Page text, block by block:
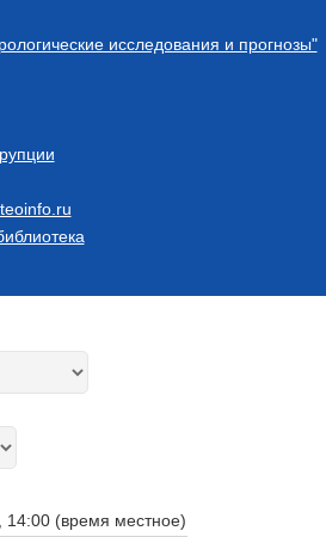
исследования и прогнозы"
14:00 (время местное)